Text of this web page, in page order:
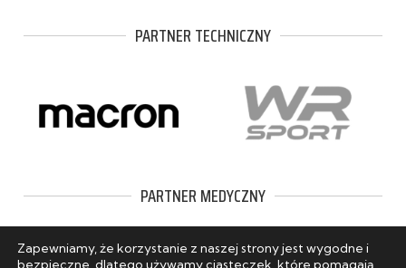
PARTNER TECHNICZNY
PARTNER MEDYCZNY
Zapewniamy, że korzystanie z naszej strony jest wygodne i
bezpieczne, dlatego używamy ciasteczek, które pomagają